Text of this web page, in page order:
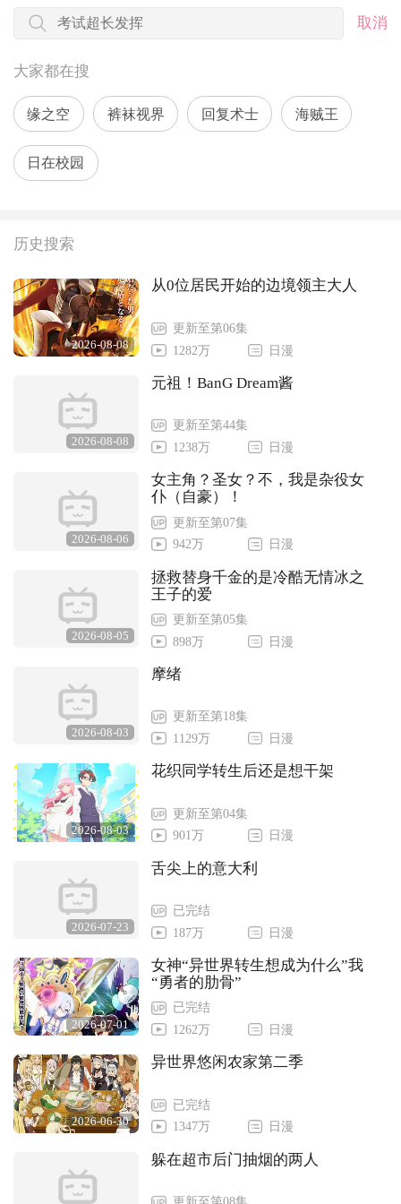
取消
大家都在搜
缘之空 裤袜视界 回复术士 海贼王
日在校园
历史搜索
2026-08-08
从0位居民开始的边境领主大人
更新至第06集
1282万
日漫
2026-08-08
元祖！BanG Dream酱
更新至第44集
1238万
日漫
2026-08-06
女主角？圣女？不，我是杂役女
仆（自豪）！
更新至第07集
942万
日漫
2026-08-05
拯救替身千金的是冷酷无情冰之
王子的爱
更新至第05集
898万
日漫
2026-08-03
摩绪
更新至第18集
1129万
日漫
2026-08-03
花织同学转生后还是想干架
更新至第04集
901万
日漫
2026-07-23
舌尖上的意大利
已完结
187万
日漫
2026-07-01
女神“异世界转生想成为什么”我
“勇者的肋骨”
已完结
1262万
日漫
2026-06-30
异世界悠闲农家第二季
已完结
1347万
日漫
躲在超市后门抽烟的两人